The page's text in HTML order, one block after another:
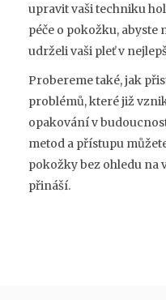
upravit vaši techniku
péče o pokožku,
udrželi vaši pleť v
Probereme také, jak
problémů, které již
opakování v
metod a přístupu
pokožky bez ohledu na
přináší.